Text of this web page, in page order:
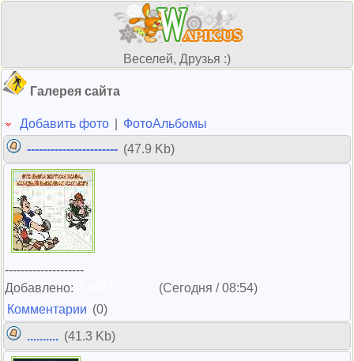
Веселей, Друзья :)
Галерея сайта
Добавить фото
ФотоАльбомы
----------------------- (47.9 Kb)
--------------------
Добавлено:
(Сегодня / 08:54)
Комментарии (0)
.......... (41.3 Kb)